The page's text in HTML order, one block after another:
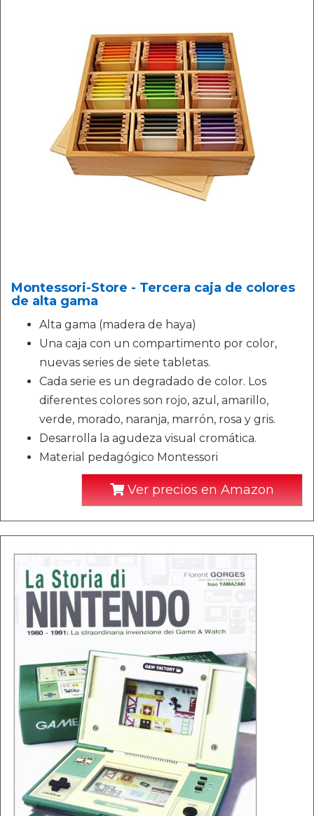
Montessori-Store - Tercera caja de colores
de alta gama
Alta gama (madera de haya)
Una caja con un compartimento por color,
nuevas series de siete tabletas.
Cada serie es un degradado de color. Los
diferentes colores son rojo, azul, amarillo,
verde, morado, naranja, marrón, rosa y gris.
Desarrolla la agudeza visual cromática.
Material pedagógico Montessori
Ver precios en Amazon